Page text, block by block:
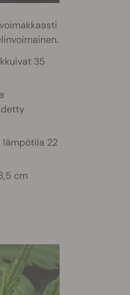
35
lämpötila 22
cm